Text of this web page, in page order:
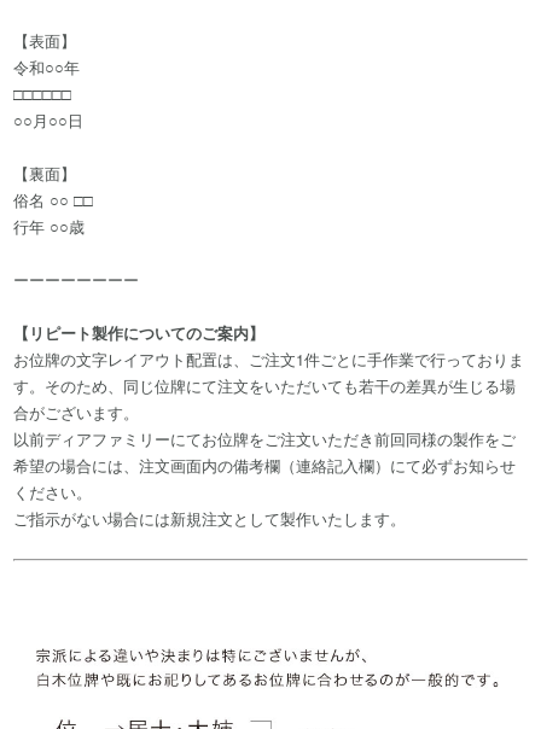
【表面】
令和○○年
□□□□□□
○○月○○日
【裏面】
俗名 ○○ □□
行年 ○○歳
ーーーーーーーー
【リピート製作についてのご案内】
お位牌の文字レイアウト配置は、ご注文1件ごとに手作業で行っておりま
す。そのため、同じ位牌にて注文をいただいても若干の差異が生じる場
合がございます。
以前ディアファミリーにてお位牌をご注文いただき前回同様の製作をご
希望の場合には、注文画面内の備考欄（連絡記入欄）にて必ずお知らせ
ください。
ご指示がない場合には新規注文として製作いたします。